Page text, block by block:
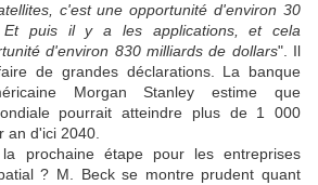
c'est une opportunité d'environ 30
Et puis il y a les applications, et cela
d'environ 830 milliards de dollars". Il
de grandes déclarations. La banque
Morgan Stanley estime que
pourrait atteindre plus de 1 000
an d'ici 2040.
prochaine étape pour les entreprises
? M. Beck se montre prudent quant